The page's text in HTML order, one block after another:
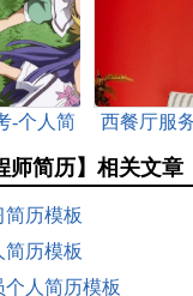
-个人简
西餐厅服
师简历】相关文章
简历模板
历模板
人简历模板